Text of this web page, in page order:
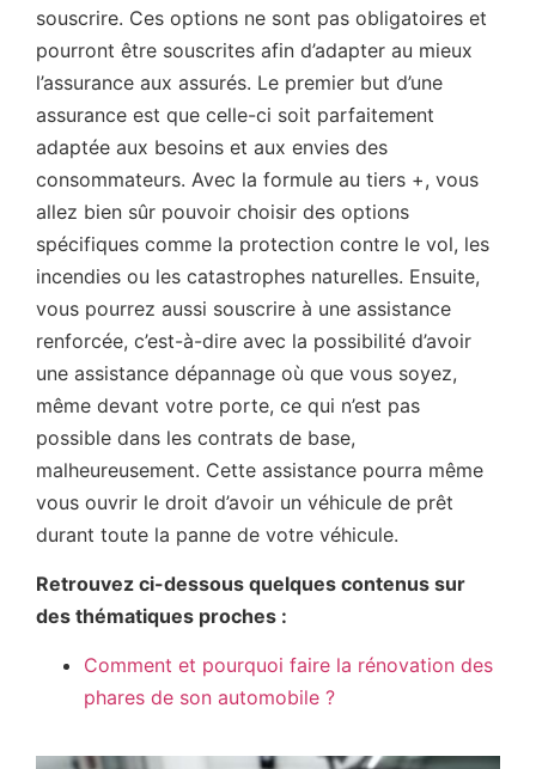
souscrire. Ces options ne sont pas obligatoires et
pourront être souscrites afin d’adapter au mieux
l’assurance aux assurés. Le premier but d’une
assurance est que celle-ci soit parfaitement
adaptée aux besoins et aux envies des
consommateurs. Avec la formule au tiers +, vous
allez bien sûr pouvoir choisir des options
spécifiques comme la protection contre le vol, les
incendies ou les catastrophes naturelles. Ensuite,
vous pourrez aussi souscrire à une assistance
renforcée, c’est-à-dire avec la possibilité d’avoir
une assistance dépannage où que vous soyez,
même devant votre porte, ce qui n’est pas
possible dans les contrats de base,
malheureusement. Cette assistance pourra même
vous ouvrir le droit d’avoir un véhicule de prêt
durant toute la panne de votre véhicule.
Retrouvez ci-dessous quelques contenus sur
des thématiques proches :
Comment et pourquoi faire la rénovation des
phares de son automobile ?